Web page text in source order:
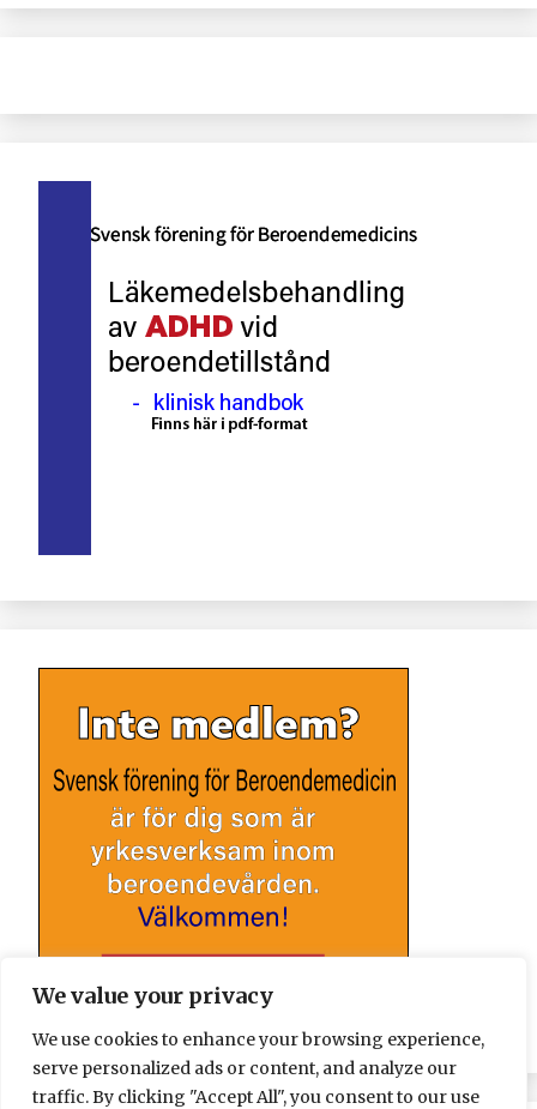
We value your privacy
We use cookies to enhance your browsing experience,
serve personalized ads or content, and analyze our
traffic. By clicking "Accept All", you consent to our use